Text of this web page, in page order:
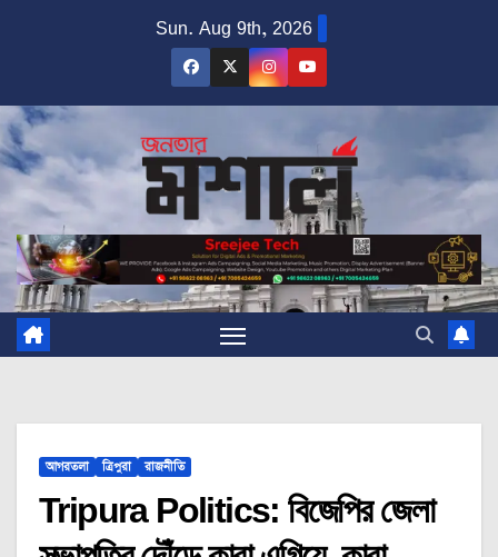
Sun. Aug 9th, 2026
আগরতলা ত্রিপুরা রাজনীতি
Tripura Politics: বিজেপির জেলা